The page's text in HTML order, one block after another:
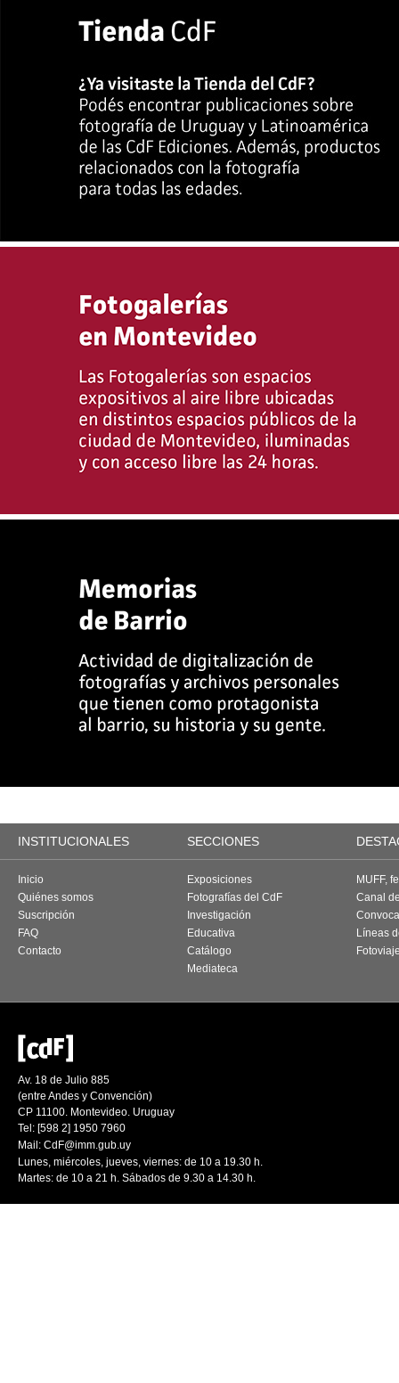
INSTITUCIONALES SECCIONES
Inicio
Quiénes somos
Suscripción
FAQ
Contacto
Exposiciones
Fotografías del CdF
Investigación
Educativa
Catálogo
Mediateca
MUFF,
Canal
Líneas
Av. 18 de Julio 885
(entre Andes y Convención)
CP 11100. Montevideo. Uruguay
Tel: [598 2] 1950 7960
Mail: CdF@imm.gub.uy
Lunes, miércoles, jueves, viernes: de 10 a 19.30 h.
Martes: de 10 a 21 h. Sábados de 9.30 a 14.30 h.